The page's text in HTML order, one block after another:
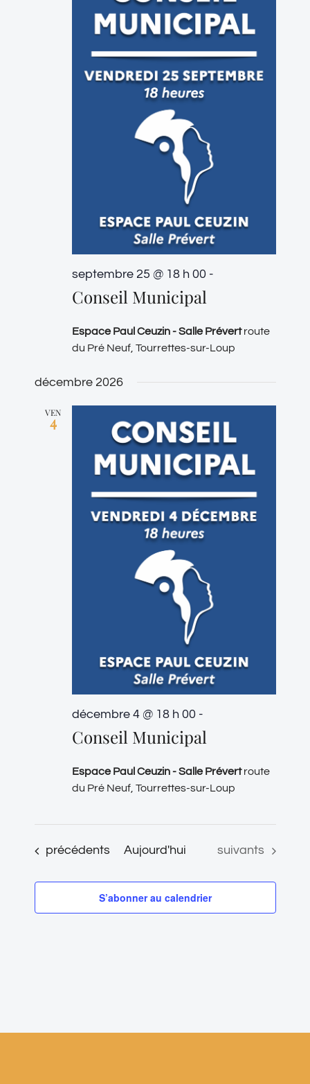
septembre 25 @ 18 h 00 -
Conseil Municipal
Espace Paul Ceuzin - Salle Prévertroute
du Pré Neuf, Tourrettes-sur-Loup
décembre 2026
VEN
4
décembre 4 @ 18 h 00 -
Conseil Municipal
Espace Paul Ceuzin - Salle Prévertroute
du Pré Neuf, Tourrettes-sur-Loup
Évènements
précédents Aujourd'hui Évènements
suivants
S’abonner au calendrier